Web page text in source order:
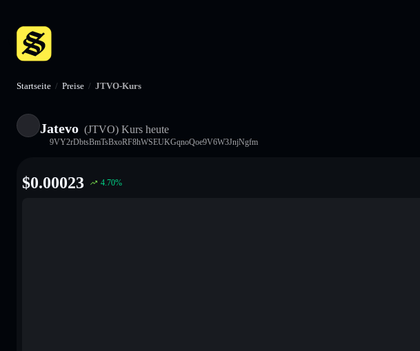
Startseite / Preise / JTVO-Kurs
Jatevo (JTVO) Kurs heute
9VY2rDbtsBmTsBxoRF8hWSEUKGqnoQoe9V6W3JnjNgfm
$0.00023 4.70%